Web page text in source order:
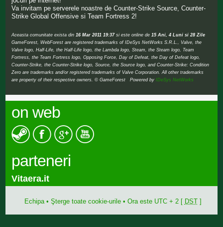
Va invitam pe serverele noastre de Counter-Strike Source, Counter-
Strike Global Offensive si Team Fortress 2!
Aceasta comunitate exista din 16 Mar 2011 19:37si este online de 15 Ani, 4 Luni si 28 Zile
GameForest, WebForest are registered trademarks of IDeSys NetWorks S.R.L., Valve, the
Valve logo, Half-Life, the Half-Life logo, the Lambda logo, Steam, the Steam logo, Team
Fortress, the Team Fortress logo, Opposing Force, Day of Defeat, the Day of Defeat logo,
Counter-Strike, the Counter-Strike logo, Source, the Source logo, and Counter-Strike: Condition
Zero are trademarks and/or registered trademarks of Valve Corporation. All other trademarks
are property of their respective owners. © GameForest Powered byIDeSys NetWorks
on web
parteneri
Vitaera.it
Echipa• Şterge toate cookie-urile• Ora este UTC + 2 [ DST]